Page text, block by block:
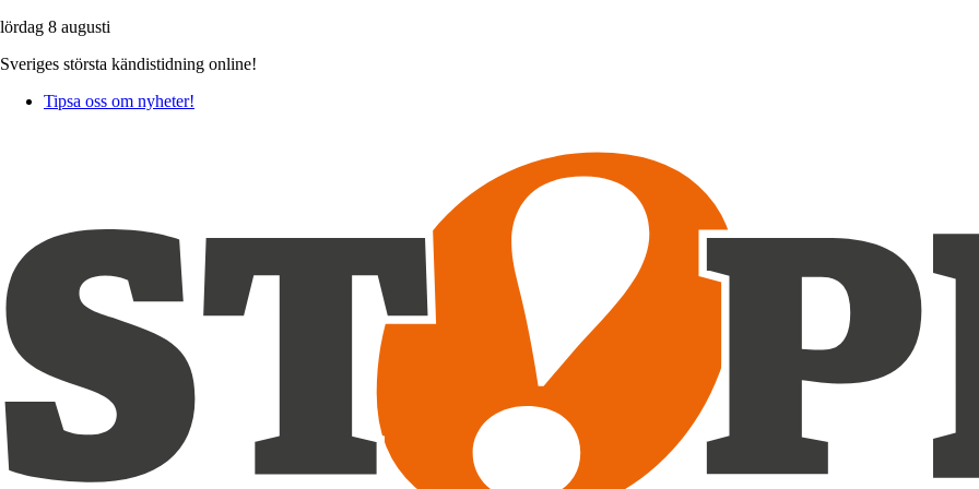
lördag 8 augusti
Sveriges största kändistidning online!
Tipsa oss om nyheter!